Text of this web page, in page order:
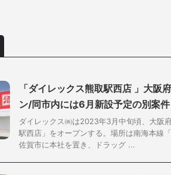
「ダイレックス熊取駅西店 」大
ン/同市内には6月新設予定の別案件
ダイレックス㈱は2023年3月中旬頃、大阪
駅西店」をオープンする。場所は南海本線
佐賀市に本社を置き、ドラッグ ...